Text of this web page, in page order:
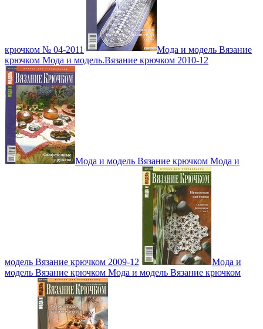
крючком № 04-2011
Мода и модель Вязание
крючком Мода и модель.Вязание крючком 2010-12
Мода и модель Вязание крючком Мода и
модель Вязание крючком 2009-12
Мода и
модель Вязание крючком Мода и модель Вязание крючком